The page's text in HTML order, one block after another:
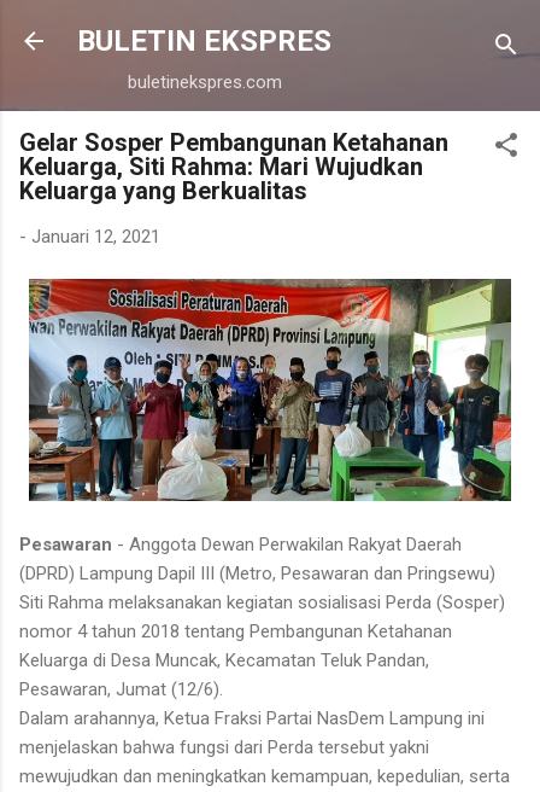
Langsung ke konten utama
BULETIN EKSPRES
buletinekspres.com
Gelar Sosper Pembangunan Ketahanan
Keluarga, Siti Rahma: Mari Wujudkan
Keluarga yang Berkualitas
- Januari 12, 2021
Pesawaran - Anggota Dewan Perwakilan Rakyat Daerah
(DPRD) Lampung Dapil III (Metro, Pesawaran dan Pringsewu)
Siti Rahma melaksanakan kegiatan sosialisasi Perda (Sosper)
nomor 4 tahun 2018 tentang Pembangunan Ketahanan
Keluarga di Desa Muncak, Kecamatan Teluk Pandan,
Pesawaran, Jumat (12/6).
Dalam arahannya, Ketua Fraksi Partai NasDem Lampung ini
menjelaskan bahwa fungsi dari Perda tersebut yakni
mewujudkan dan meningkatkan kemampuan, kepedulian, serta